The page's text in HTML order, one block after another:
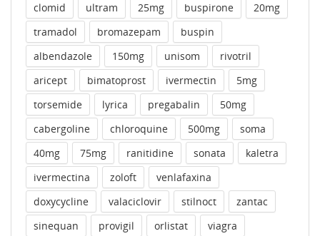
clomid
ultram 25mg buspirone
20mg
tramadol
bromazepam
buspin
albendazole
150mg unisom
rivotril
aricept
bimatoprost ivermectin
5mg
torsemide
lyrica pregabalin
50mg
cabergoline
chloroquine 500mg
soma
40mg
75mg ranitidine sonata
kaletra
ivermectina
zoloft
venlafaxina
doxycycline
valaciclovir stilnoct
zantac
sinequan
provigil orlistat viagra